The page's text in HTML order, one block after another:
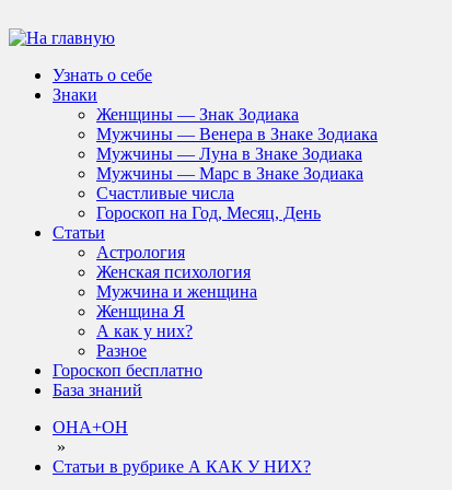
Узнать о себе
Знаки
Женщины — Знак Зодиака
Мужчины — Венера в Знаке Зодиака
Мужчины — Луна в Знаке Зодиака
Мужчины — Марс в Знаке Зодиака
Счастливые числа
Гороскоп на Год, Месяц, День
Статьи
Астрология
Женская психология
Мужчина и женщина
Женщина Я
А как у них?
Разное
Гороскоп бесплатно
База знаний
ОНА+ОН
»
Статьи в рубрике А КАК У НИХ?